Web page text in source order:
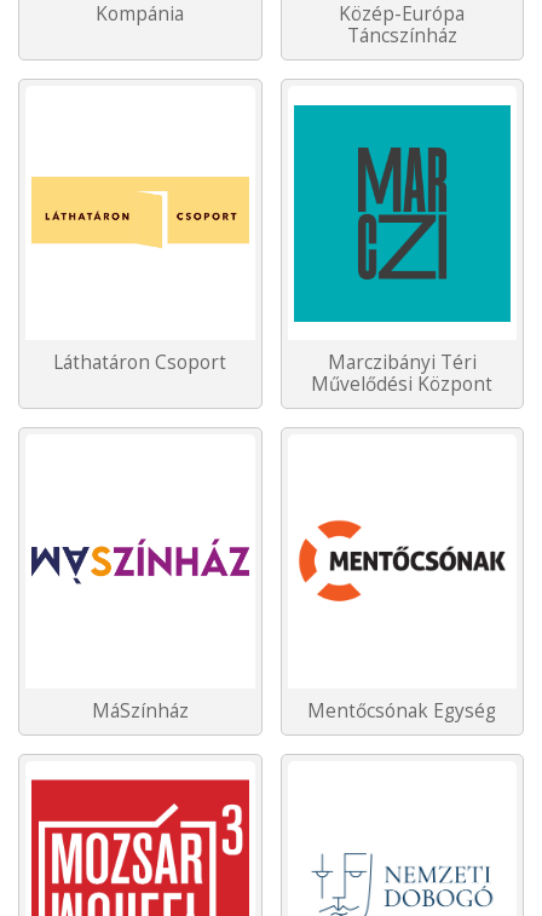
Kompánia
Közép-Európa
Táncszínház
Láthatáron Csoport
Marczibányi Téri
Művelődési Központ
MáSzínház Mentőcsónak Egység